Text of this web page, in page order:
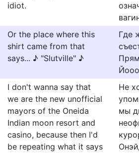
idiot.
Or the place where this
shirt came from that
says... ♪ "Slutville" ♪
Где
I don't wanna say that
we are the new unofficial
mayors of the Oneida
Indian moon resort and
casino, because then I'd
be repeating what it says
Не
мы